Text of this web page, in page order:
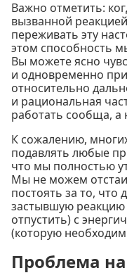
Важно отметить:
вызванной
переживать эту
этом способность
Вы можете ясно
и одновременно
относительно
и рациональная
работать сообща, а
К сожалению,
подавлять любые
что мы полностью
Мы не можем
постоять за то, что
застывшую реакцию
отпустить) с
(которую
Проблема